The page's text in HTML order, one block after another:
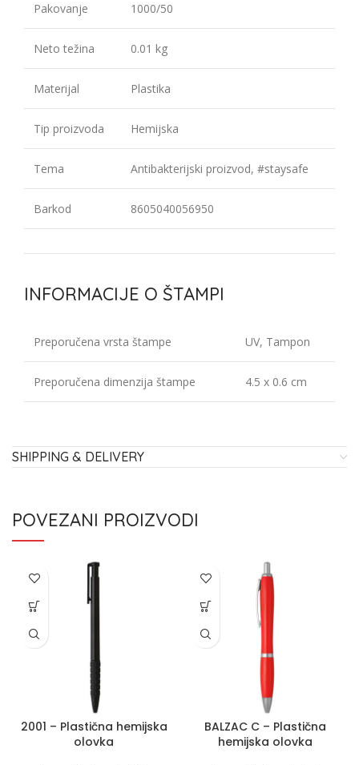
Pakovanje 1000/50
Neto težina 0.01 kg
Materijal Plastika
Tip proizvoda Hemijska
Tema Antibakterijski proizvod, #staysafe
Barkod 8605040056950
INFORMACIJE O ŠTAMPI
Preporučena vrsta štampe UV, Tampon
Preporučena dimenzija štampe 4.5 x 0.6 cm
SHIPPING & DELIVERY
POVEZANI PROIZVODI
2001 – Plastična hemijska
olovka
BALZAC C – Plastična
hemijska olovka